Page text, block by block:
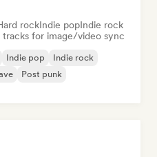
rockIndie popIndie rock
tracks for image/video sync
Indie pop
Indie rock
Post punk